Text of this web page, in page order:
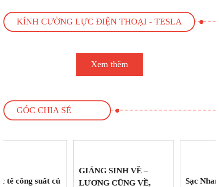
KÍNH CƯỜNG LỰC ĐIỆN THOẠI - TESLA
Xem thêm
GÓC CHIA SẺ
GIÁNG SINH VỀ –
LƯƠNG CŨNG VỀ,
Sạc Nhanh PD/QC Là